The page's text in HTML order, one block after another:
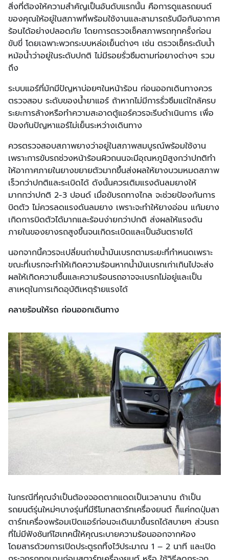
สิ่งที่ต้องให้ความสำคัญเป็นอันดับแรกนั้น คือการดูแลรถยนต์
ของคุณให้อยู่ในสภาพที่พร้อมใช้งานและสามารถรับมือกับอากาศ
ร้อนได้อย่างปลอดภัย โดยการตรวจเช็คสภาพรถทุกครั้งก่อน
ขับขี่ โดยเฉพาะพวกระบบหล่อเย็นต่างๆ เช่น ตรวจเช็คระดับน้ำ
หม้อน้ำว่าอยู่ในระดับปกติ ไม่มีรอยรั่วซึมตามท่อยางต่างๆ รวม
ถึง
ระบบแอร์ที่มักมีปัญหาบ่อยๆในหน้าร้อน ก่อนออกเดินทางควร
ตรวจสอบ ระดับของน้ำยาแอร์ ถ้าหากไม่มีการรั่วซึมแต่ใกล้ครบ
ระยะการล้างหรือทำความสะอาดตู้แอร์ควรจะรีบดำเนินการ เพื่อ
ป้องกันปัญหาแอร์ไม่เย็นระหว่างเดินทาง
ควรตรวจสอบสภาพยางว่าอยู่ในสภาพสมบูรณ์พร้อมใช้งาน
เพราะการขับรถช่วงหน้าร้อนผิวถนนจะมีอุณหภูมิสูงกว่าปกติทํา
ให้อากาศภายในยางขยายตัวมากขึ้นส่งผลให้ยางบวมหมดสภาพ
เร็วกว่าปกติและระเบิดได้ ดังนั้นควรเติมแรงดันลมยางให้
มากกว่าปกติ 2-3 ปอนด์ เมื่อขับรถทางไกล จะช่วยป้องกันการ
บิดตัว ไม่ควรลดแรงดันลมยาง เพราะจะทำให้ยางอ่อน แก้มยาง
เกิดการบิดตัวได้มากและร้อนง่ายกว่าปกติ ส่งผลให้แรงดัน
ภายในของยางรถสูงขึ้นจนเกิดระเบิดและเป็นอันตรายได้
นอกจากนี้ควรจะเปลี่ยนถ่ายน้ำมันเบรกตามระยะที่กำหนดเพราะ
ขณะที่เบรกจะทำให้เกิดความร้อนหากน้ำมันเบรกเก่าเกินไปจะส่ง
ผลให้เกิดความชื้นและความร้อนรถอาจจะเบรกไม่อยู่และเป็น
สาเหตุในการเกิดอุบัติเหตุร้ายแรงได้
คลายร้อนให้รถ ก่อนออกเดินทาง
ในกรณีที่คุณจำเป็นต้องจอดตากแดดเป็นเวลานาน ถ้าเป็น
รถยนต์รุ่นใหม่ๆบางรุ่นที่มีรีโมทสตาร์ทเครื่องยนต์ ก็แค่กดปุ่มสา
ตาร์ทเครื่องพร้อมเปิดแอร์ก่อนจะเดินมาขึ้นรถได้สบายๆ ส่วนรถ
ที่ไม่มีฟังชันท์ไฮเทคนี้ให้คุณระบายความร้อนออกจากห้อง
โดยสารด้วยการเปิดประตูรถทิ้งไว้ประมาณ 1 – 2 นาที และเปิด